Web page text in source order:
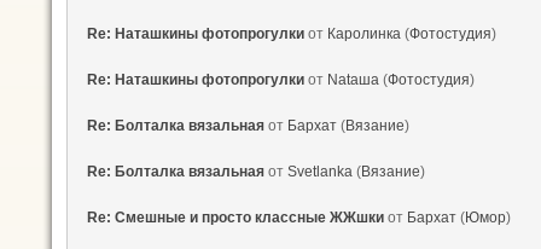
Re: Наташкины фотопрогулки от Каролинка (Фотостудия)
Re: Наташкины фотопрогулки от Nataшa (Фотостудия)
Re: Болталка вязальная от Бархат (Вязание)
Re: Болталка вязальная от Svetlanka (Вязание)
Re: Смешные и просто классные ЖЖшки от Бархат (Юмор)